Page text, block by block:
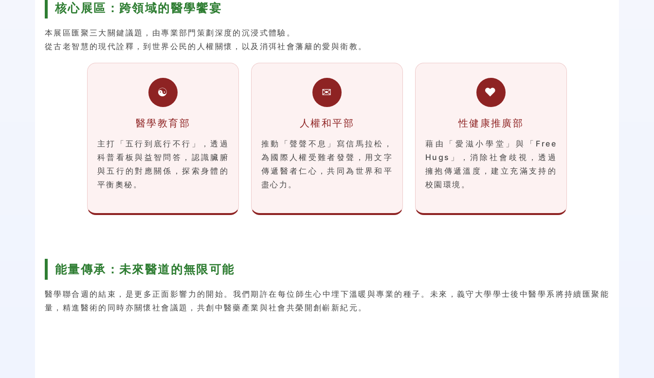
核心展區：跨領域的醫學饗宴
本展區匯聚三大關鍵議題，由專業部門策劃深度的沉浸式體驗。
從古老智慧的現代詮釋，到世界公民的人權關懷，以及消弭社會藩籬的愛與衛教。
☯
醫學教育部
主打「五行到底行不行」，透過
科普看板與益智問答，認識臟腑
與五行的對應關係，探索身體的
平衡奧秘。
✉
人權和平部
推動「聲聲不息」寫信馬拉松，
為國際人權受難者發聲，用文字
傳遞醫者仁心，共同為世界和平
盡心力。
❤
性健康推廣部
藉由「愛滋小學堂」與「Free
Hugs」，消除社會歧視，透過
擁抱傳遞溫度，建立充滿支持的
校園環境。
能量傳承：未來醫道的無限可能
醫學聯合週的結束，是更多正面影響力的開始。我們期許在每位師生心中埋下溫暖與專業的種子。未來，義守大學學士後中醫學系將持續匯聚能
量，精進醫術的同時亦關懷社會議題，共創中醫藥產業與社會共榮開創嶄新紀元。